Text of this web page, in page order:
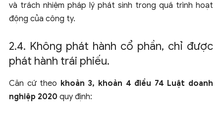
và trách nhiệm pháp lý phát sinh trong quá trình hoạt
động của công ty.
2.4. Không phát hành cổ phần, chỉ được
phát hành trái phiếu.
Căn cứ theo khoản 3, khoản 4 điều 74 Luật doanh
nghiệp 2020 quy định: